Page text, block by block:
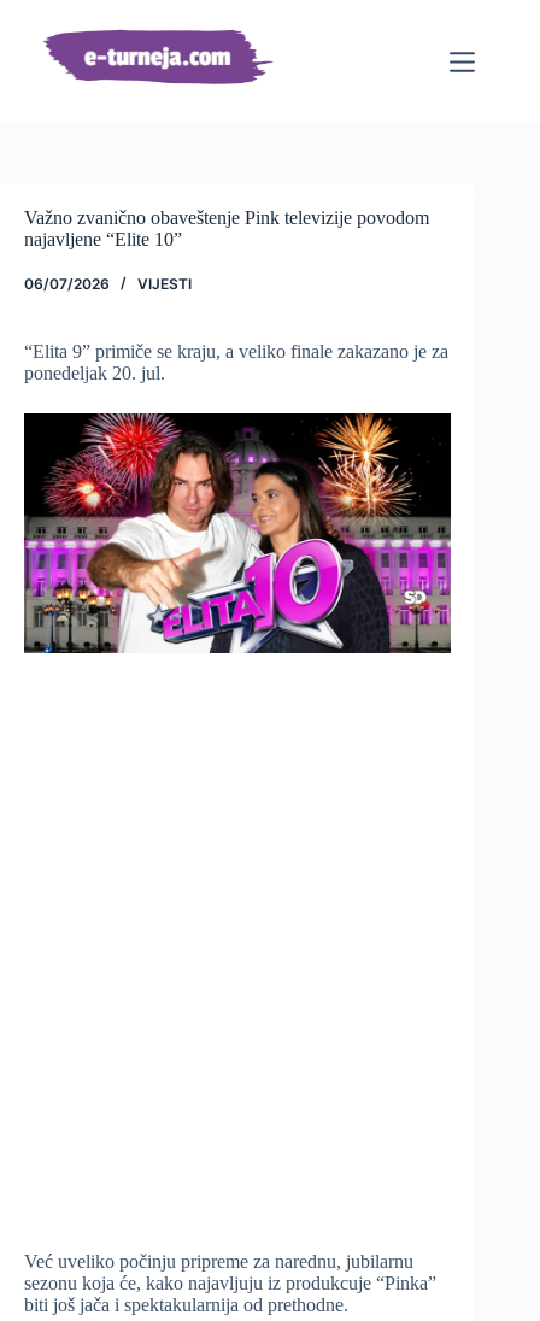
sadržaj
Važno zvanično obaveštenje Pink televizije povodom
najavljene “Elite 10”
06/07/2026 VIJESTI
“Elita 9” primiče se kraju, a veliko finale zakazano je za
ponedeljak 20. jul.
Već uveliko počinju pripreme za narednu, jubilarnu
sezonu koja će, kako najavljuju iz produkcuje “Pinka”
biti još jača i spektakularnija od prethodne.